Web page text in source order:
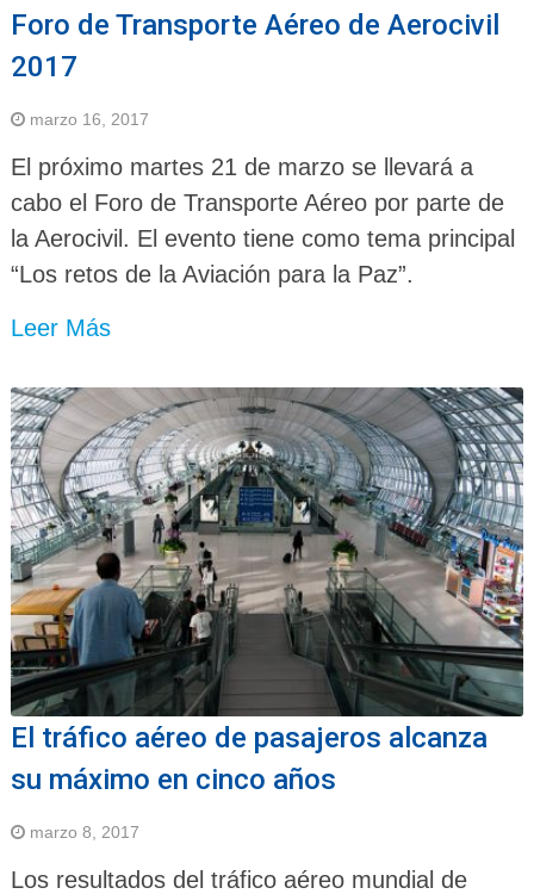
Foro de Transporte Aéreo de Aerocivil
2017
marzo 16, 2017
El próximo martes 21 de marzo se llevará a
cabo el Foro de Transporte Aéreo por parte de
la Aerocivil. El evento tiene como tema principal
“Los retos de la Aviación para la Paz”.
Leer Más
El tráfico aéreo de pasajeros alcanza
su máximo en cinco años
marzo 8, 2017
Los resultados del tráfico aéreo mundial de